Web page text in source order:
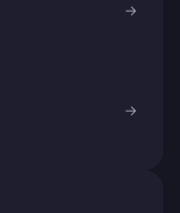
→
→